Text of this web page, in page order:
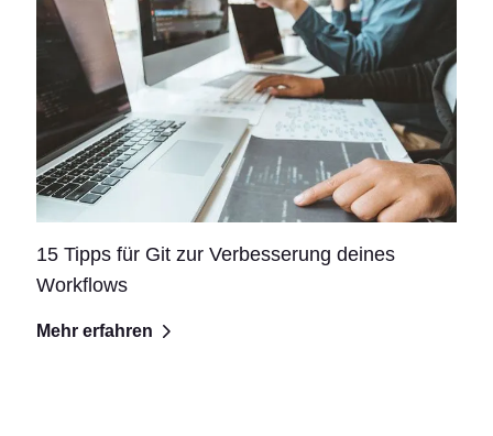
15 Tipps für Git zur Verbesserung deines
Workflows
Mehr erfahren